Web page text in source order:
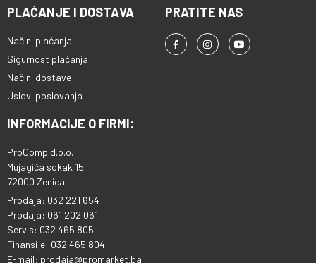
PLAĆANJE I DOSTAVA
Načini plaćanja
Sigurnost plaćanja
Načini dostave
Uslovi poslovanja
PRATITE NAS
INFORMACIJE O FIRMI:
ProComp d.o.o.
Mujagića sokak 15
72000 Zenica
Prodaja: 032 221 654
Prodaja: 061 202 061
Servis: 032 465 805
Finansije: 032 465 804
E-mail: prodaja@promarket.ba